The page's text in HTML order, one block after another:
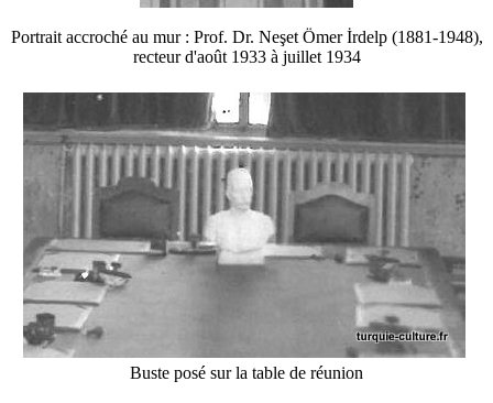
Portrait accroché au mur : Prof. Dr. Neşet Ömer İrdelp (1881-1948),
recteur d'août 1933 à juillet 1934
Buste posé sur la table de réunion